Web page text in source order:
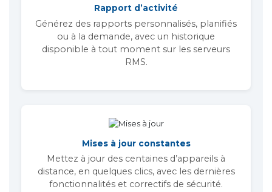
Rapport d’activité
Générez des rapports personnalisés, planifiés
ou à la demande, avec un historique
disponible à tout moment sur les serveurs
RMS.
Mises à jour constantes
Mettez à jour des centaines d’appareils à
distance, en quelques clics, avec les dernières
fonctionnalités et correctifs de sécurité.